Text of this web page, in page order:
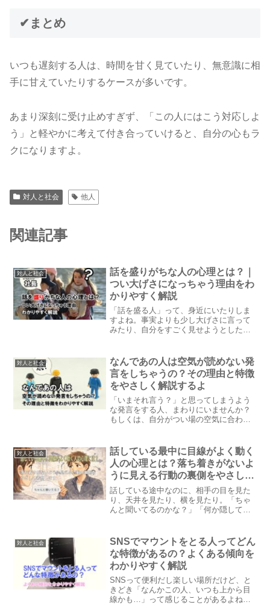
✔まとめ
いつも遅刻する人は、時間を甘く見ていたり、無意識に相
手に甘えていたりするケースが多いです。
あまり深刻に受け止めすぎず、「この人にはこう対応しよ
う」と軽やかに考えて付き合っていけると、自分の心もラ
クになりますよ。
対人と社会 他人
関連記事
対人と社会
話を盛りがちな人の心理とは？｜
つい大げさになっちゃう理由をわ
かりやすく解説
「話を盛る人」って、身近にいたりしま
すよね。事実よりも少し大げさに言って
みたり、自分をすごく見せようとした
がちな人の心理」について、やさしくわ
かりやすく解説していきますね。
対人と社会
なんであの人は空気が読めない発
言をしちゃうの？その理由と特徴
をやさしく解説するよ
「いまそれ言う？」と思ってしまうよう
な発言をする人、まわりにいませんか？
もしくは、自分がつい場の空気に合わな
「空気が読めない発言」の背景にある理
由や特徴について、やさしく解説してい
きますね。
対人と社会
話している最中に目線がよく動く
人の心理とは？落ち着きがないよ
うに見える行動の裏側をやさしく
考察します
話している途中なのに、相手の目を見た
り、天井を見たり、横を見たり。「ちゃ
んと聞いてるのかな？」「何か隠して
実さよりも脳や心の使い方の癖が関係し
ていることが多いのです。今回は、その
裏側をやさしく人間考察してみます。
対人と社会
SNSでマウントをとる人ってどん
な特徴があるの？よくある傾向を
わかりやすく解説
SNSって便利だし楽しい場所だけど、と
きどき「なんかこの人、いつも上から目
線かも…」って感じることがあるよね。